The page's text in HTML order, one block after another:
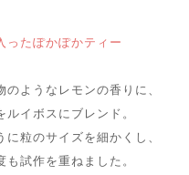
ったぽかぽかティー
ようなレモンの香りに、
イボスにブレンド。
粒のサイズを細かくし、
試作を重ねました。